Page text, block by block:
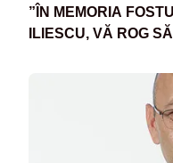
”ÎN MEMORIA
ILIESCU, VĂ ROG